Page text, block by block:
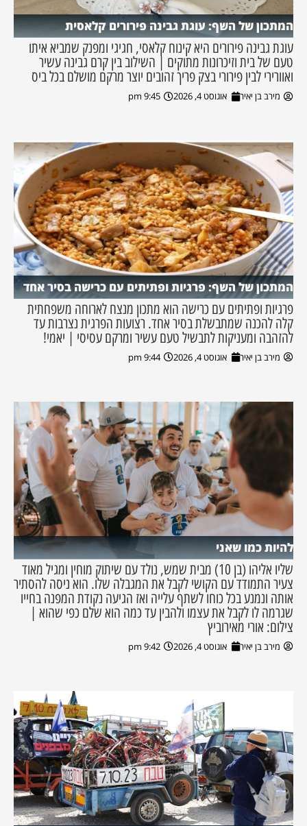
המתכון של השף: עוגת גבינה פירורים קלאסית
עוגת גבינה פירורים היא קינוח קלאסי, חגיגי ומפנק שמביא איתו
טעם של בית וזיכרונות מתוקים | השילוב בין קרם גבינה עשיר
ואוורירי לבין פירורי בצק פריך זהובים יוצר מרקם מושלם בכל ביס
מירב בן יאיר אוגוסט 4, 2026 9:45 pm
המתכון של השף: פרגיות ופתיתים עם כרישה בסיר אחד
פרגיות ופתיתים עם כרישה הוא מתכון מנצח לארוחה משפחתית
קלה להכנה שמתבשלת בסיר אחד. רצועות הפרגית נצרבות עד
להזהבה ומעניקות לתבשיל טעם עשיר ומרקם עסיסי | יאמי!
מירב בן יאיר אוגוסט 4, 2026 9:44 pm
להיות כמו שאני
שליו אליהו (בן 10) מבית שמש, נולד עם שיתוק מוחין ומגיל מאוד
צעיר התמודד עם הקושי לקבל את המגבלה שלו. הוא ניסה להסתיר
אותה ונמנע בכל כוחו לשתף עלייה ואז הגיעה נקודת המפנה בחייו
שגרמה לו לקבל את עצמו ולהבין עד כמה הוא שלם כפי שהוא |
צילום: אורי מאירוביץ
מירב בן יאיר אוגוסט 4, 2026 9:42 pm